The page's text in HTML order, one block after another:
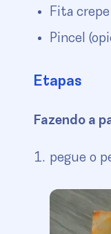
Fita crepe
Pincel
Etapas
Fazendo a
pegue o